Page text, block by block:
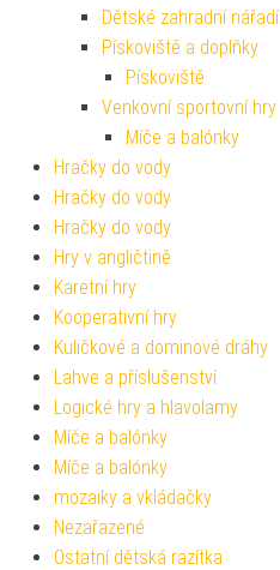
Dětské zahradní nářadí
Pískoviště a doplňky
Pískoviště
Venkovní sportovní hry
Míče a balónky
Hračky do vody
Hračky do vody
Hračky do vody
Hry v angličtině
Karetní hry
Kooperativní hry
Kuličkové a dominové dráhy
Lahve a příslušenství
Logické hry a hlavolamy
Míče a balónky
Míče a balónky
mozaiky a vkládačky
Nezařazené
Ostatní dětská razítka